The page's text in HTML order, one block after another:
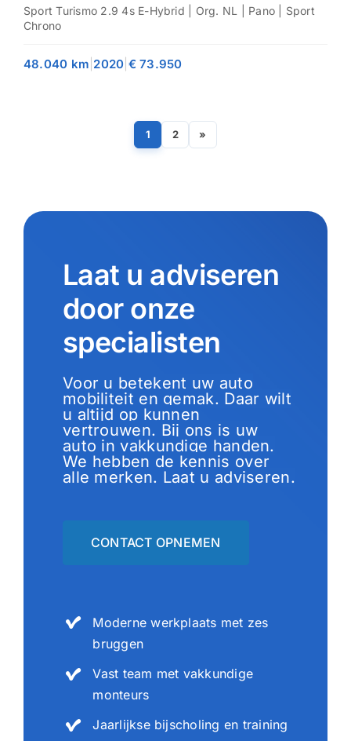
Sport Turismo 2.9 4s E-Hybrid | Org. NL | Pano | Sport
Chrono
48.040 km 2020 € 73.950
1 2 »
Laat u adviseren
door onze
specialisten
Voor u betekent uw auto
mobiliteit en gemak. Daar wilt
u altijd op kunnen
vertrouwen. Bij ons is uw
auto in vakkundige handen.
We hebben de kennis over
alle merken. Laat u adviseren.
CONTACT OPNEMEN
Moderne werkplaats met zes
bruggen
Vast team met vakkundige
monteurs
Jaarlijkse bijscholing en training